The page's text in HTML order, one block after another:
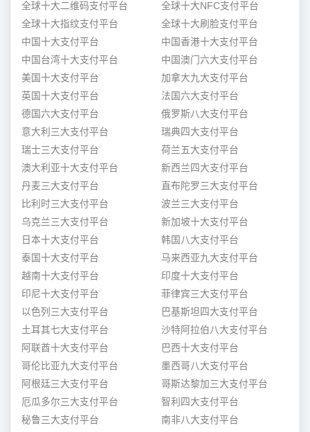
全球十大二维码支付平台
全球十大NFC支付平台
全球十大指纹支付平台
全球十大刷脸支付平台
中国十大支付平台
中国香港十大支付平台
中国台湾十大支付平台
中国澳门六大支付平台
美国十大支付平台
加拿大九大支付平台
英国十大支付平台
法国六大支付平台
德国六大支付平台
俄罗斯八大支付平台
意大利三大支付平台
瑞典四大支付平台
瑞士三大支付平台
荷兰五大支付平台
澳大利亚十大支付平台
新西兰四大支付平台
丹麦三大支付平台
直布陀罗三大支付平台
比利时三大支付平台
波兰三大支付平台
乌克兰三大支付平台
新加坡十大支付平台
日本十大支付平台
韩国八大支付平台
泰国十大支付平台
马来西亚九大支付平台
越南十大支付平台
印度十大支付平台
印尼十大支付平台
菲律宾三大支付平台
以色列三大支付平台
巴基斯坦四大支付平台
土耳其七大支付平台
沙特阿拉伯八大支付平台
阿联酋十大支付平台
巴西十大支付平台
哥伦比亚九大支付平台
墨西哥八大支付平台
阿根廷三大支付平台
哥斯达黎加三大支付平台
厄瓜多尔三大支付平台
智利四大支付平台
秘鲁三大支付平台
南非八大支付平台